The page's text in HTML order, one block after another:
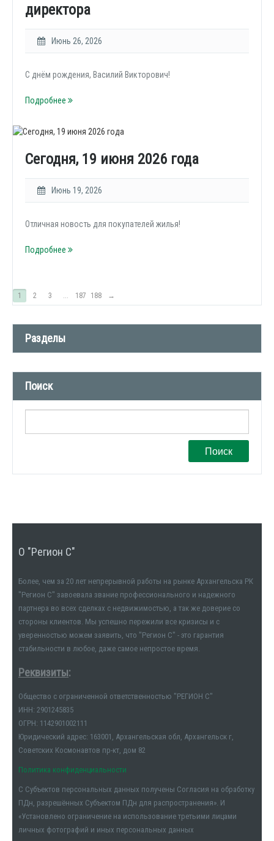
директора
Июнь 26, 2026
С днём рождения, Василий Викторович!
Подробнее
Сегодня, 19 июня 2026 года
Июнь 19, 2026
Отличная новость для покупателей жилья!
Подробнее
1 2 3 ... 187 188 →
Разделы
Новости компании (509)
СМИ о нас (1)
Поиск
Поиск
О "Регион С"
Более, чем за 20 лет непрерывной работы на рынке Архангельска РК
"Регион С" завоевала звание профессионального и надежного
партнера во всех сделках с недвижимостью, а так же доверие со
стороны клиентов. Мы успешно пережили все кризисы и с
уверенностью можем заявить, что "Регион С" - это гарантия
стабильности в любое, даже самое непростое время.
Реквизиты:
Общество с ограниченной ответственностью "РЕГИОН С"
ИНН: 2901245835
ОГРН: 1142901002111
Юридический адрес: 163001, Архангельская обл, Архангельск г,
Советских Космонавтов пр-кт, дом 82
Политика конфиденциальности
С Субъектов персональных данных получены Согласия на обработку
ПДн, разрешённых Субъектом ПДн для распространения». И
«Установлено ограничение на использование третьими лицами
личных фотографий и иных персональных данных